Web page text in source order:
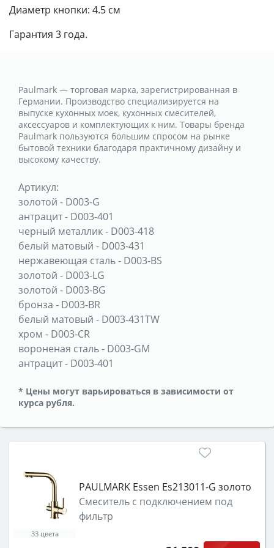
Диаметр кнопки: 4.5 см
Гарантия 3 года.
Paulmark — торговая марка, зарегистрированная в
Германии. Производство специализируется на
выпуске кухонных моек, кухонных смесителей,
аксессуаров и комплектующих к ним. Товары бренда
Paulmark пользуются большим спросом на рынке
бытовой техники благодаря практичному дизайну и
высокому качеству.
Артикул:
золотой - D003-G
антрацит- D003-401
черный металлик- D003-418
белый матовый - D003-431
нержавеющая сталь- D003-BS
золотой - D003-LG
золотой - D003-BG
бронза - D003-BR
белый матовый - D003-431TW
хром - D003-CR
вороненая сталь- D003-GM
антрацит- D003-401
* Цены могут варьироваться в зависимости от
курса рубля.
PAULMARK Essen Es213011-G золото
Смеситель с подключением под
фильтр
33 цвета